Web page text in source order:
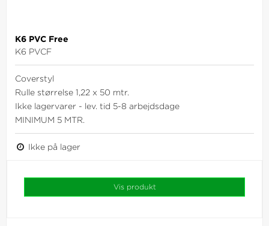
K6 PVC Free
K6 PVCF
Coverstyl
Rulle størrelse 1,22 x 50 mtr.
Ikke lagervarer - lev. tid 5-8 arbejdsdage
MINIMUM 5 MTR.
Ikke på lager
Vis produkt